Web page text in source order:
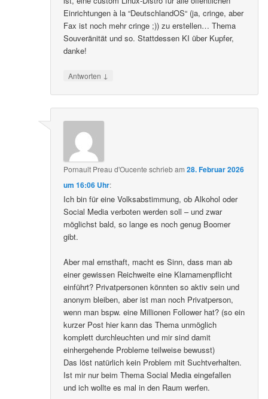
Einrichtungen à la “DeutschlandOS“ (ja, cringe, aber
Fax ist noch mehr cringe ;)) zu erstellen… Thema
Souveränität und so. Stattdessen KI über Kupfer,
danke!
Antworten ↓
Pornault Preau d'Oucente schriebam28. Februar 2026
um 16:06 Uhr:
Ich bin für eine Volksabstimmung, ob Alkohol oder
Social Media verboten werden soll – und zwar
möglichst bald, so lange es noch genug Boomer
gibt.
Aber mal ernsthaft, macht es Sinn, dass man ab
einer gewissen Reichweite eine Klarnamenpflicht
einführt? Privatpersonen könnten so aktiv sein und
anonym bleiben, aber ist man noch Privatperson,
wenn man bspw. eine Millionen Follower hat? (so ein
kurzer Post hier kann das Thema unmöglich
komplett durchleuchten und mir sind damit
einhergehende Probleme teilweise bewusst)
Das löst natürlich kein Problem mit Suchtverhalten.
Ist mir nur beim Thema Social Media eingefallen
und ich wollte es mal in den Raum werfen.